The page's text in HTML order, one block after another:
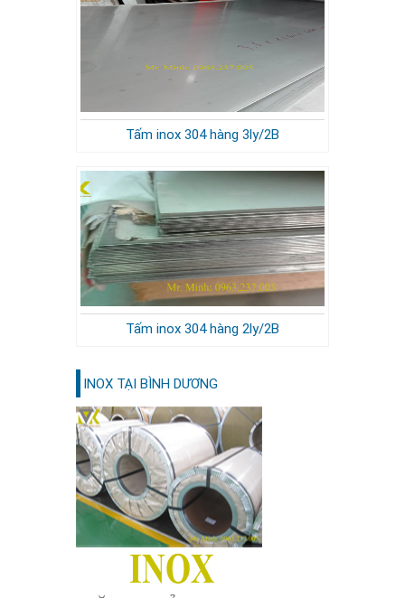
Tấm inox 304 hàng 3ly/2B
Tấm inox 304 hàng 2ly/2B
INOX TẠI BÌNH DƯƠNG